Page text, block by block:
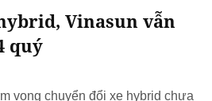
Vinasun vẫn
quý
vọng chuyển đổi xe hybrid chưa